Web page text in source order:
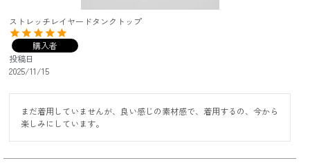
ストレッチレイヤードタンクトップ
購入者
投稿日
2025/11/15
まだ着用していませんが、良い感じの素材感で、着用するの、今から
楽しみにしています。